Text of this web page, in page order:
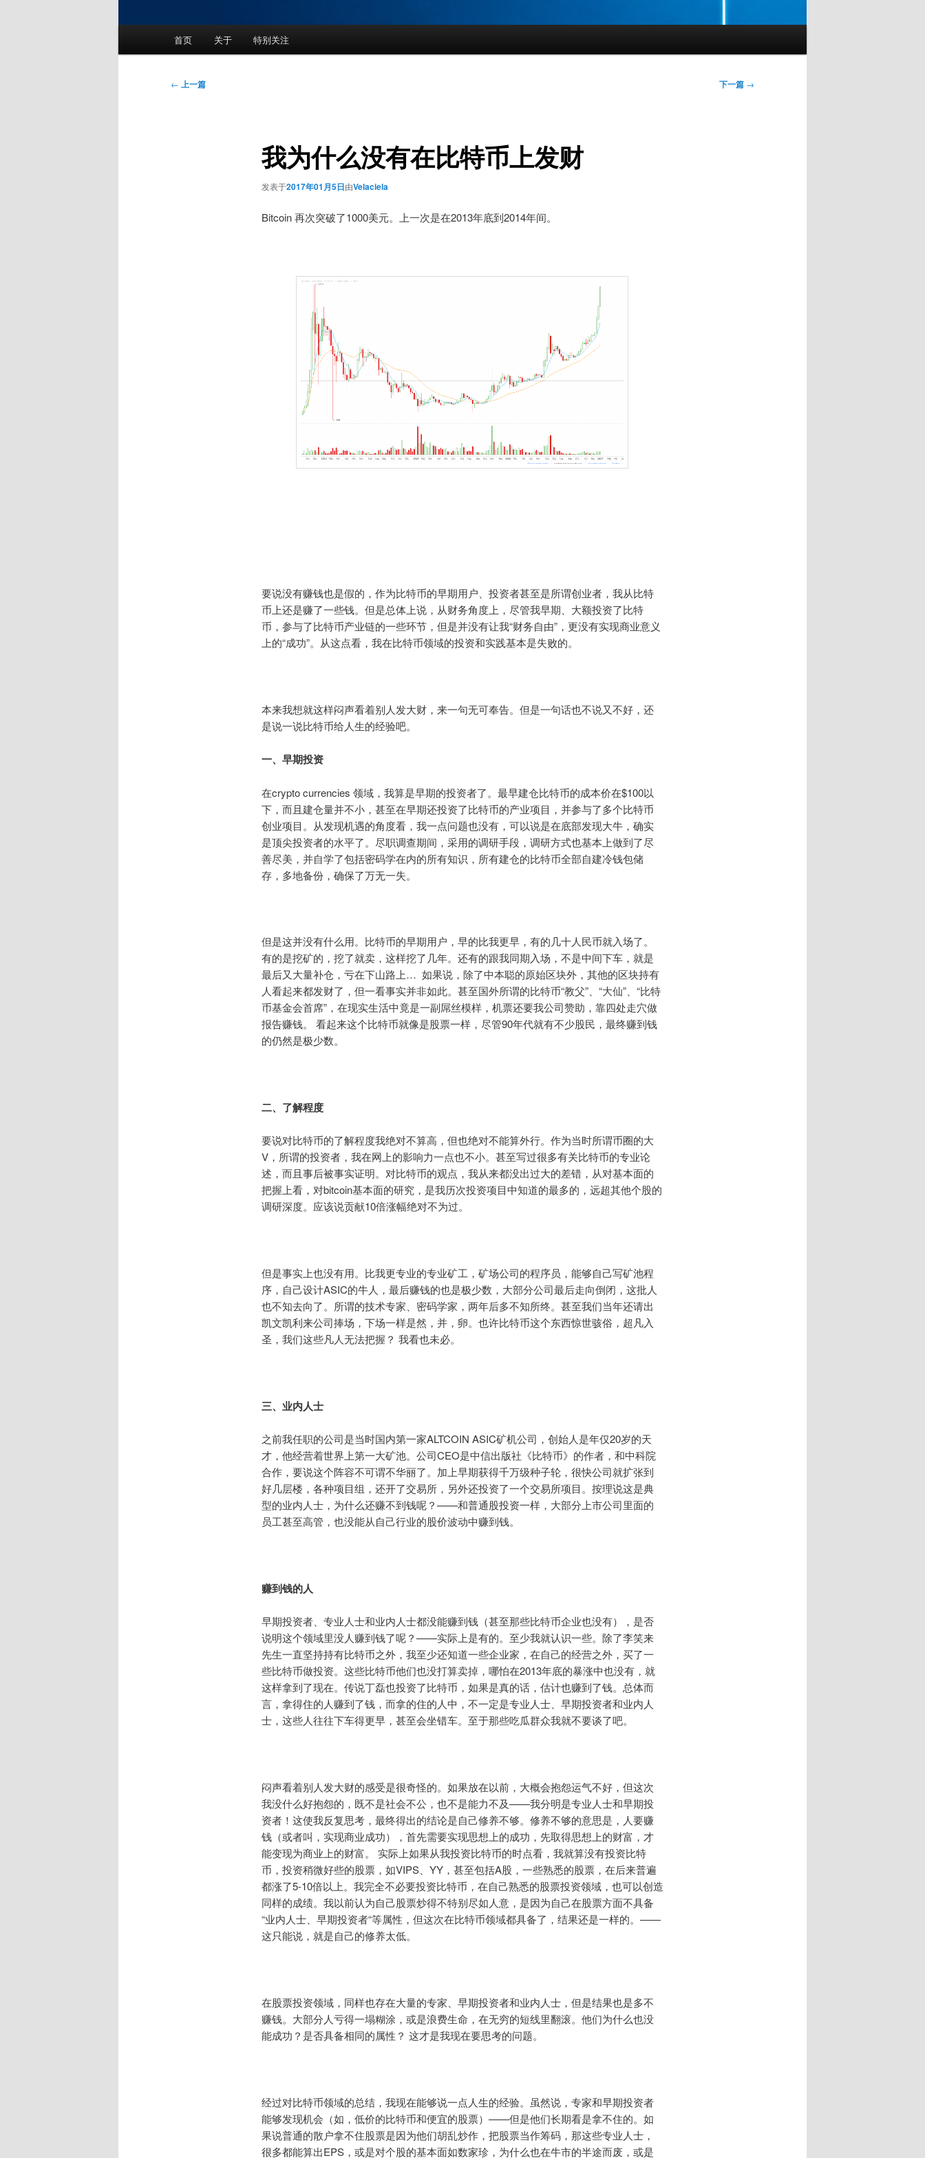
首页 关于 特别关注
文
← 上一篇 下一篇 →
我为什么没有在比特币上发财
发表于2017年01月5日由Velaciela
Bitcoin 再次突破了1000美元。上一次是在2013年底到2014年间。
要说没有赚钱也是假的，作为比特币的早期用户、投资者甚至是所谓创业者，我从比特
币上还是赚了一些钱。但是总体上说，从财务角度上，尽管我早期、大额投资了比特
币，参与了比特币产业链的一些环节，但是并没有让我“财务自由”，更没有实现商业意义
上的“成功”。从这点看，我在比特币领域的投资和实践基本是失败的。
本来我想就这样闷声看着别人发大财，来一句无可奉告。但是一句话也不说又不好，还
是说一说比特币给人生的经验吧。
一、早期投资
在crypto currencies 领域，我算是早期的投资者了。最早建仓比特币的成本价在$100以
下，而且建仓量并不小，甚至在早期还投资了比特币的产业项目，并参与了多个比特币
创业项目。从发现机遇的角度看，我一点问题也没有，可以说是在底部发现大牛，确实
是顶尖投资者的水平了。尽职调查期间，采用的调研手段，调研方式也基本上做到了尽
善尽美，并自学了包括密码学在内的所有知识，所有建仓的比特币全部自建冷钱包储
存，多地备份，确保了万无一失。
但是这并没有什么用。比特币的早期用户，早的比我更早，有的几十人民币就入场了。
有的是挖矿的，挖了就卖，这样挖了几年。还有的跟我同期入场，不是中间下车，就是
最后又大量补仓，亏在下山路上… 如果说，除了中本聪的原始区块外，其他的区块持有
人看起来都发财了，但一看事实并非如此。甚至国外所谓的比特币“教父”、“大仙”、“比特
币基金会首席”，在现实生活中竟是一副屌丝模样，机票还要我公司赞助，靠四处走穴做
报告赚钱。 看起来这个比特币就像是股票一样，尽管90年代就有不少股民，最终赚到钱
的仍然是极少数。
二、了解程度
要说对比特币的了解程度我绝对不算高，但也绝对不能算外行。作为当时所谓币圈的大
V，所谓的投资者，我在网上的影响力一点也不小。甚至写过很多有关比特币的专业论
述，而且事后被事实证明。对比特币的观点，我从来都没出过大的差错，从对基本面的
把握上看，对bitcoin基本面的研究，是我历次投资项目中知道的最多的，远超其他个股的
调研深度。应该说贡献10倍涨幅绝对不为过。
但是事实上也没有用。比我更专业的专业矿工，矿场公司的程序员，能够自己写矿池程
序，自己设计ASIC的牛人，最后赚钱的也是极少数，大部分公司最后走向倒闭，这批人
也不知去向了。所谓的技术专家、密码学家，两年后多不知所终。甚至我们当年还请出
凯文凯利来公司捧场，下场一样是然，并，卵。也许比特币这个东西惊世骇俗，超凡入
圣，我们这些凡人无法把握？ 我看也未必。
三、业内人士
之前我任职的公司是当时国内第一家ALTCOIN ASIC矿机公司，创始人是年仅20岁的天
才，他经营着世界上第一大矿池。公司CEO是中信出版社《比特币》的作者，和中科院
合作，要说这个阵容不可谓不华丽了。加上早期获得千万级种子轮，很快公司就扩张到
好几层楼，各种项目组，还开了交易所，另外还投资了一个交易所项目。按理说这是典
型的业内人士，为什么还赚不到钱呢？——和普通股投资一样，大部分上市公司里面的
员工甚至高管，也没能从自己行业的股价波动中赚到钱。
赚到钱的人
早期投资者、专业人士和业内人士都没能赚到钱（甚至那些比特币企业也没有），是否
说明这个领域里没人赚到钱了呢？——实际上是有的。至少我就认识一些。除了李笑来
先生一直坚持持有比特币之外，我至少还知道一些企业家，在自己的经营之外，买了一
些比特币做投资。这些比特币他们也没打算卖掉，哪怕在2013年底的暴涨中也没有，就
这样拿到了现在。传说丁磊也投资了比特币，如果是真的话，估计也赚到了钱。总体而
言，拿得住的人赚到了钱，而拿的住的人中，不一定是专业人士、早期投资者和业内人
士，这些人往往下车得更早，甚至会坐错车。至于那些吃瓜群众我就不要谈了吧。
闷声看着别人发大财的感受是很奇怪的。如果放在以前，大概会抱怨运气不好，但这次
我没什么好抱怨的，既不是社会不公，也不是能力不及——我分明是专业人士和早期投
资者！这使我反复思考，最终得出的结论是自己修养不够。修养不够的意思是，人要赚
钱（或者叫，实现商业成功），首先需要实现思想上的成功，先取得思想上的财富，才
能变现为商业上的财富。 实际上如果从我投资比特币的时点看，我就算没有投资比特
币，投资稍微好些的股票，如VIPS、YY，甚至包括A股，一些熟悉的股票，在后来普遍
都涨了5-10倍以上。我完全不必要投资比特币，在自己熟悉的股票投资领域，也可以创造
同样的成绩。我以前认为自己股票炒得不特别尽如人意，是因为自己在股票方面不具备
“业内人士、早期投资者“等属性，但这次在比特币领域都具备了，结果还是一样的。——
这只能说，就是自己的修养太低。
在股票投资领域，同样也存在大量的专家、早期投资者和业内人士，但是结果也是多不
赚钱。大部分人亏得一塌糊涂，或是浪费生命，在无穷的短线里翻滚。他们为什么也没
能成功？是否具备相同的属性？ 这才是我现在要思考的问题。
经过对比特币领域的总结，我现在能够说一点人生的经验。虽然说，专家和早期投资者
能够发现机会（如，低价的比特币和便宜的股票）——但是他们长期看是拿不住的。如
果说普通的散户拿不住股票是因为他们胡乱炒作，把股票当作筹码，那这些专业人士，
很多都能算出EPS，或是对个股的基本面如数家珍，为什么也在牛市的半途而废，或是